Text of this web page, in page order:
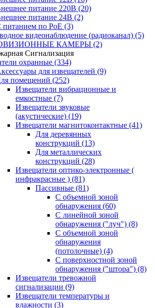
питание 220В (20)
питание 24В (2)
питанием по PoE (3)
видеонаблюдение (радиоканал) (5)
КАМЕРЫ (2)
Сигнализация
охранные (334)
для извещателей (9)
помещений (252)
Извещатели вибрационные и
емкостные (7)
Извещатели звуковые
(акустические) (19)
Извещатели магнитоконтактные (41)
Для деревянных
конструкций (13)
Для металлических
конструкций (28)
Извещатели оптико-электронные (
инфракрасные ) (81)
Пассивные (81)
С объемной зоной
обнаружения (60)
С линейной зоной
обнаружения ("луч") (8)
С объемной зоной
обнаружения
(потолочные) (4)
С поверхностной зоной
обнаружения ("штора") (8)
Извещатели тревожной
сигнализации (9)
Извещатели температуры и
влажности (3)